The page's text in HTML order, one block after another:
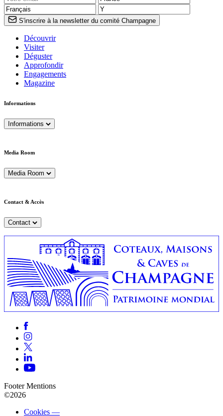
S'inscrire à la newsletter du comité Champagne
Découvrir
Visiter
Déguster
Approfondir
Engagements
Magazine
Informations
Informations
Media Room
Media Room
Contact & Accès
Contact
Footer Mentions
©2026
Cookies —